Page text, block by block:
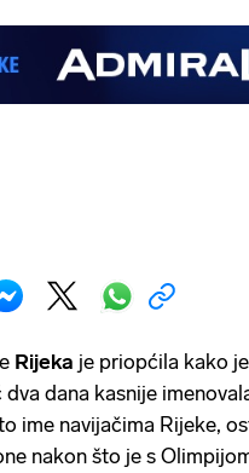
Rijeka je priopćila kako
dva dana kasnije
ime navijačima Rijeke,
nakon što je s